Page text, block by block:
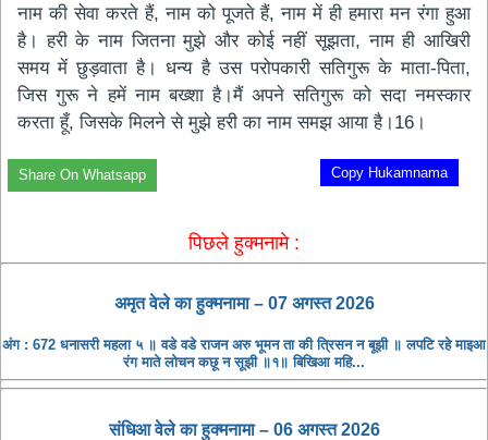
नाम की सेवा करते हैं, नाम को पूजते हैं, नाम में ही हमारा मन रंगा हुआ
है। हरी के नाम जितना मुझे और कोई नहीं सूझता, नाम ही आखिरी
समय में छुड़वाता है। धन्य है उस परोपकारी सतिगुरू के माता-पिता,
जिस गुरू ने हमें नाम बख्शा है।मैं अपने सतिगुरू को सदा नमस्कार
करता हूँ, जिसके मिलने से मुझे हरी का नाम समझ आया है।16।
Copy Hukamnama
Share On Whatsapp
पिछले हुक्मनामे :
अमृत ​​वेले का हुक्मनामा – 07 अगस्त 2026
अंग : 672 धनासरी महला ५ ॥ वडे वडे राजन अरु भूमन ता की त्रिसन न बूझी ॥ लपटि रहे माइआ
रंग माते लोचन कछू न सूझी ॥१॥ बिखिआ महि...
संधिआ ​​वेले का हुक्मनामा – 06 अगस्त 2026